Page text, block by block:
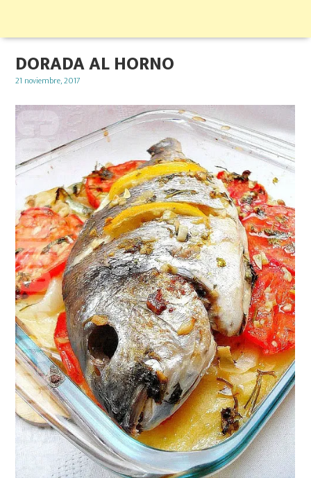
DORADA AL HORNO
Posted
21 noviembre, 2017